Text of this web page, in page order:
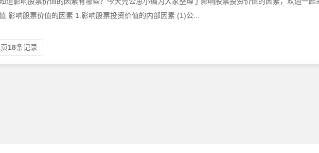
影响股票价值的因素 1.影响股票投资价值的内部因素 (1)公...
页18条记录